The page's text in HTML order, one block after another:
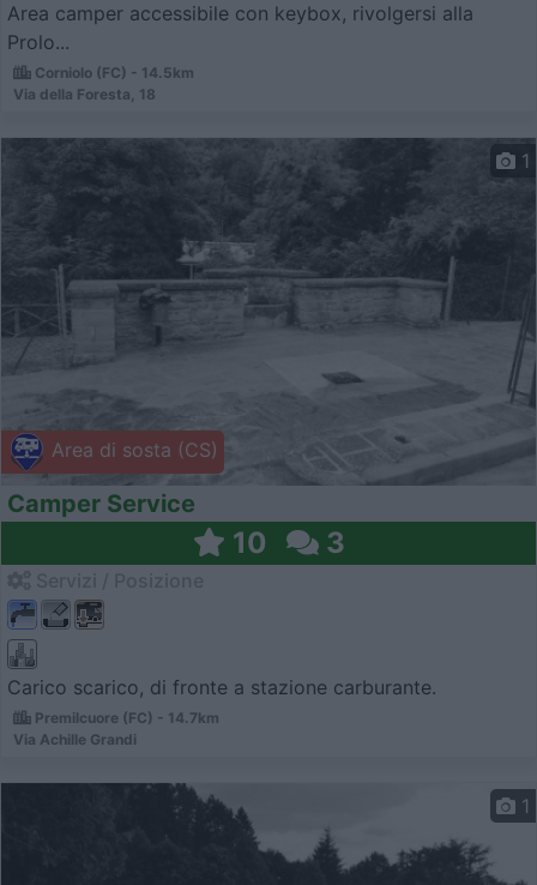
Area camper accessibile con keybox, rivolgersi alla
Prolo...
Corniolo (FC) - 14.5km
Via della Foresta, 18
Area di sosta (CS)
1
Camper Service
10 3
Carico scarico, di fronte a stazione carburante.
Premilcuore (FC) - 14.7km
Via Achille Grandi
1